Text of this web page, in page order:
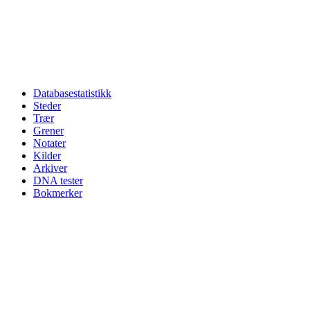
Databasestatistikk
Steder
Trær
Grener
Notater
Kilder
Arkiver
DNA tester
Bokmerker